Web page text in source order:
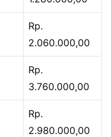
Rp.
2.060.000,00
Rp.
3.760.000,00
Rp.
2.980.000,00